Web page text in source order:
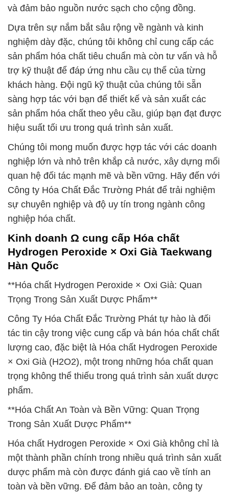
và đảm bảo nguồn nước sạch cho cộng đồng.
Dựa trên sự nắm bắt sâu rộng về ngành và kinh
nghiệm dày đặc, chúng tôi không chỉ cung cấp các
sản phẩm hóa chất tiêu chuẩn mà còn tư vấn và hỗ
trợ kỹ thuật để đáp ứng nhu cầu cụ thể của từng
khách hàng. Đội ngũ kỹ thuật của chúng tôi sẵn
sàng hợp tác với bạn để thiết kế và sản xuất các
sản phẩm hóa chất theo yêu cầu, giúp bạn đạt được
hiệu suất tối ưu trong quá trình sản xuất.
Chúng tôi mong muốn được hợp tác với các doanh
nghiệp lớn và nhỏ trên khắp cả nước, xây dựng mối
quan hệ đối tác mạnh mẽ và bền vững. Hãy đến với
Công ty Hóa Chất Đắc Trường Phát để trải nghiệm
sự chuyên nghiệp và độ uy tín trong ngành công
nghiệp hóa chất.
Kinh doanh Ω cung cấp Hóa chất
Hydrogen Peroxide × Oxi Già Taekwang
Hàn Quốc
**Hóa chất Hydrogen Peroxide × Oxi Già: Quan
Trọng Trong Sản Xuất Dược Phẩm**
Công Ty Hóa Chất Đắc Trường Phát tự hào là đối
tác tin cậy trong việc cung cấp và bán hóa chất chất
lượng cao, đặc biệt là Hóa chất Hydrogen Peroxide
× Oxi Già (H2O2), một trong những hóa chất quan
trọng không thể thiếu trong quá trình sản xuất dược
phẩm.
**Hóa Chất An Toàn và Bền Vững: Quan Trọng
Trong Sản Xuất Dược Phẩm**
Hóa chất Hydrogen Peroxide × Oxi Già không chỉ là
một thành phần chính trong nhiều quá trình sản xuất
dược phẩm mà còn được đánh giá cao về tính an
toàn và bền vững. Để đảm bảo an toàn, công ty